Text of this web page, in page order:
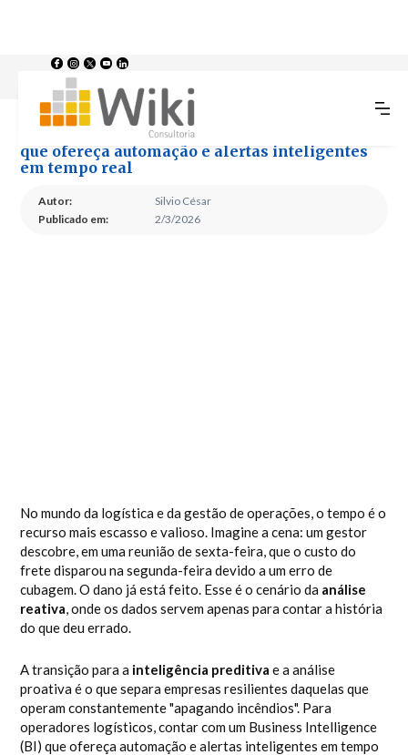
Blog
alertas inteligentes em tempo real
Inteligência Preditiva: Como escolher um BI
que ofereça automação e alertas inteligentes
em tempo real
Autor:
Silvio César
Publicado em:
2/3/2026
No mundo da logística e da gestão de operações, o tempo é o
recurso mais escasso e valioso. Imagine a cena: um gestor
descobre, em uma reunião de sexta-feira, que o custo do
frete disparou na segunda-feira devido a um erro de
cubagem. O dano já está feito. Esse é o cenário da análise
reativa, onde os dados servem apenas para contar a história
do que deu errado.
A transição para a inteligência preditiva e a análise
proativa é o que separa empresas resilientes daquelas que
operam constantemente "apagando incêndios". Para
operadores logísticos, contar com um Business Intelligence
(BI) que ofereça automação e alertas inteligentes em tempo